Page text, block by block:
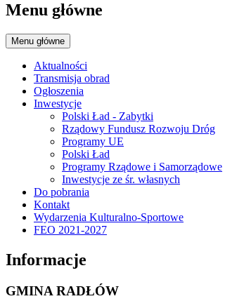
Menu główne
Menu główne
Aktualności
Transmisja obrad
Ogłoszenia
Inwestycje
Polski Ład - Zabytki
Rządowy Fundusz Rozwoju Dróg
Programy UE
Polski Ład
Programy Rządowe i Samorządowe
Inwestycje ze śr. własnych
Do pobrania
Kontakt
Wydarzenia Kulturalno-Sportowe
FEO 2021-2027
Informacje
GMINA RADŁÓW